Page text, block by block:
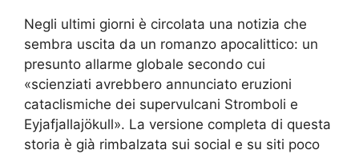
Negli ultimi giorni è circolata una notizia che
sembra uscita da un romanzo apocalittico: un
presunto allarme globale secondo cui
«scienziati avrebbero annunciato eruzioni
cataclismiche dei supervulcani Stromboli e
Eyjafjallajökull». La versione completa di questa
storia è già rimbalzata sui social e su siti poco